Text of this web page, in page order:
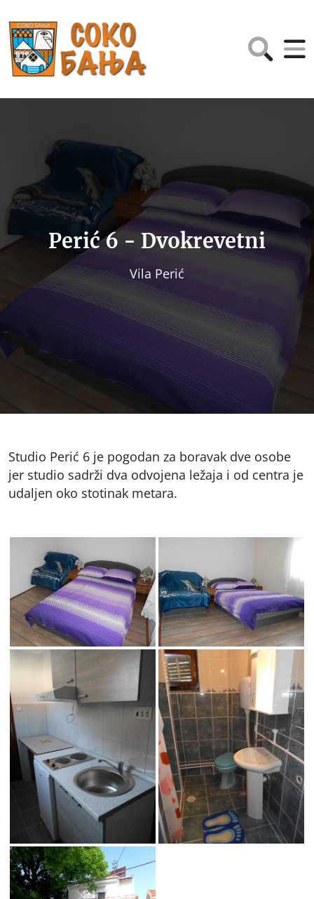
Perić 6 - Dvokrevetni
Vila Perić
Studio Perić 6 je pogodan za boravak dve osobe
jer studio sadrži dva odvojena ležaja i od centra je
udaljen oko stotinak metara.
apartman Perić 6 -
Dvokrevetni
apartman Perić 6 -
Dvokrevetni
apartman Perić 6 -
Dvokrevetni
apartman Perić 6 -
Dvokrevetni